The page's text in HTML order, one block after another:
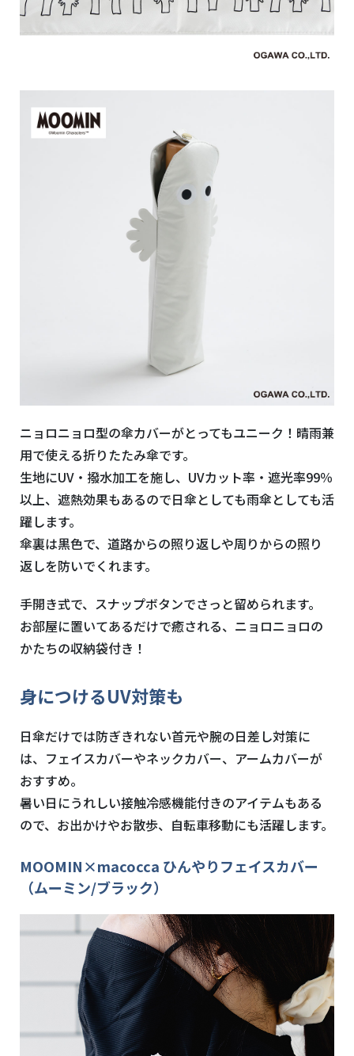
ニョロニョロ型の傘カバーがとってもユニーク！晴雨兼
用で使える折りたたみ傘です。
生地にUV・撥水加工を施し、UVカット率・遮光率99％
以上、遮熱効果もあるので日傘としても雨傘としても活
躍します。
傘裏は黒色で、道路からの照り返しや周りからの照り
返しを防いでくれます。
手開き式で、スナップボタンでさっと留められます。
お部屋に置いてあるだけで癒される、ニョロニョロの
かたちの収納袋付き！
身につけるUV対策も
日傘だけでは防ぎきれない首元や腕の日差し対策に
は、フェイスカバーやネックカバー、アームカバーが
おすすめ。
暑い日にうれしい接触冷感機能付きのアイテムもある
ので、お出かけやお散歩、自転車移動にも活躍します。
MOOMIN×macocca ひんやりフェイスカバー
（ムーミン/ブラック）